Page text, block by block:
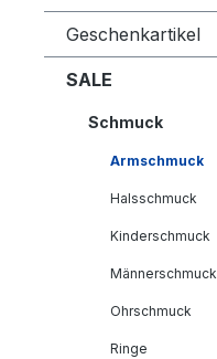
Geschenkartikel
SALE
Schmuck
Armschmuck
Halsschmuck
Kinderschmuck
Männerschmuck
Ohrschmuck
Ringe